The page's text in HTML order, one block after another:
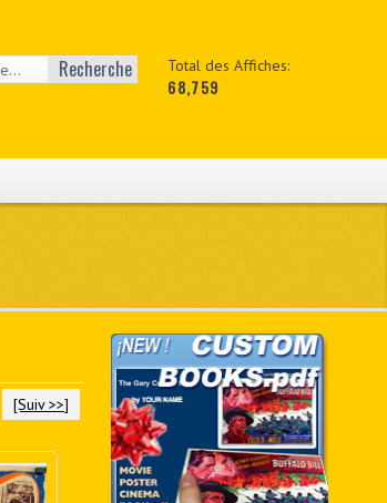
Total des Affiches:
68,759
Recherche
[Suiv >>]